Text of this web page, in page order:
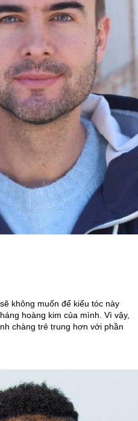
không muốn để kiểu tóc này
hoàng kim của mình. Vì vậy,
chàng trẻ trung hơn với phần